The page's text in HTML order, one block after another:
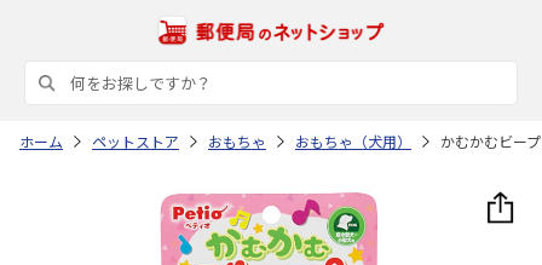
ホーム ペットストア おもちゃ おもちゃ（犬用） かむかむビー